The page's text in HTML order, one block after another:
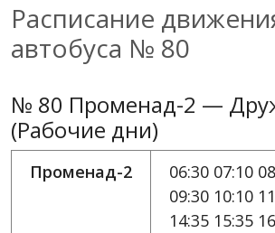
Расписание
автобуса № 80
№ 80 Променад-2 —
(Рабочие дни)
Променад-2
06:30 07:10
09:30 10:10
14:35 15:35